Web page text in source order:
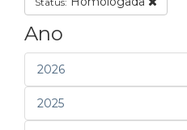
Ano
2026
2025